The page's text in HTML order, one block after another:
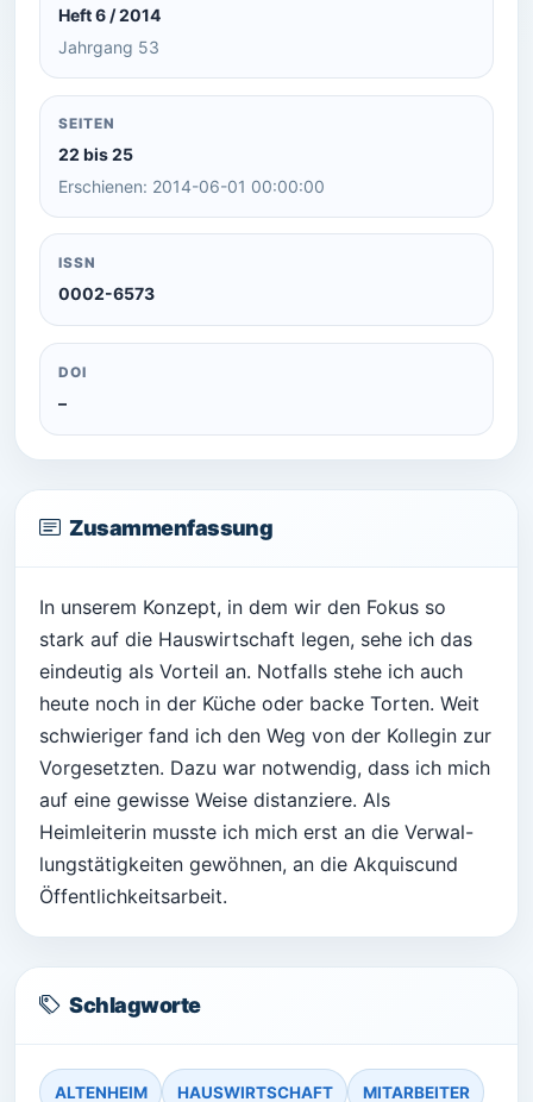
Heft 6 / 2014
Jahrgang 53
SEITEN
22 bis 25
Erschienen: 2014-06-01 00:00:00
ISSN
0002-6573
DOI
–
Zusammenfassung
In unserem Konzept, in dem wir den Fokus so
stark auf die Hauswirtschaft legen, sehe ich das
eindeutig als Vorteil an. Notfalls stehe ich auch
heute noch in der Küche oder backe Torten. Weit
schwieriger fand ich den Weg von der Kollegin zur
Vorgesetzten. Dazu war notwendig, dass ich mich
auf eine gewisse Weise distanziere. Als
Heimleiterin musste ich mich erst an die Verwal-
lungstätigkeiten gewöhnen, an die Akquiscund
Öffentlichkeitsarbeit.
Schlagworte
ALTENHEIM HAUSWIRTSCHAFT MITARBEITER